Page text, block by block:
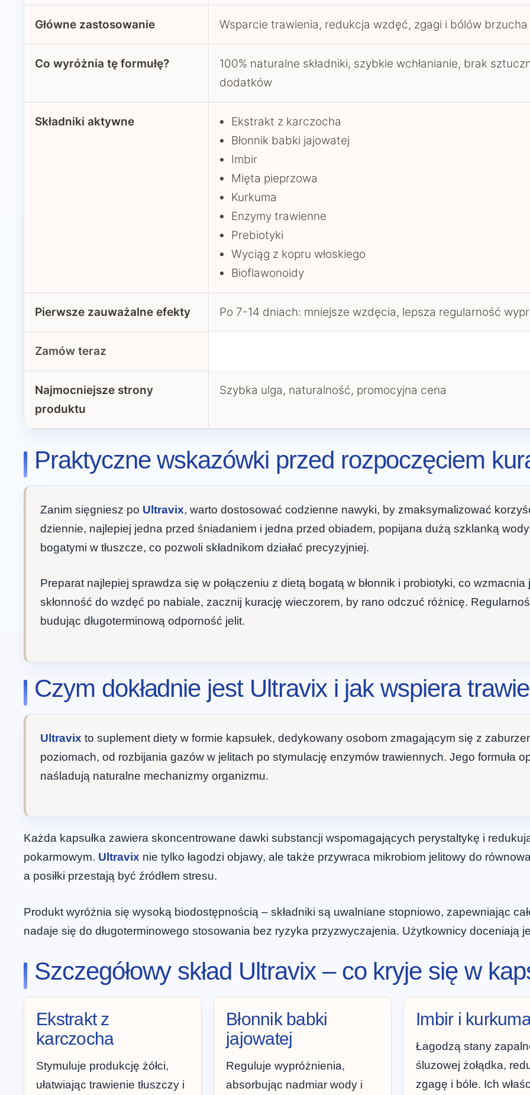
Główne zastosowanie Wsparcie trawienia, redukcja wzdęć, zgagi i bólów brzucha
Co wyróżnia tę formułę?
100% naturalne składniki, szybkie wchłanianie, brak
dodatków
Składniki aktywne
Ekstrakt z karczocha
Błonnik babki jajowatej
Imbir
Mięta pieprzowa
Kurkuma
Enzymy trawienne
Prebiotyki
Wyciąg z kopru włoskiego
Bioflawonoidy
Pierwsze zauważalne efekty Po 7-14 dniach: mniejsze wzdęcia, lepsza regularność
Zamów teraz
Najmocniejsze strony
produktu
Szybka ulga, naturalność, promocyjna cena
Praktyczne wskazówki przed rozpoczęciem
Zanim sięgniesz po Ultravix, warto dostosować codzienne nawyki, by zmaksymalizować
dziennie, najlepiej jedna przed śniadaniem i jedna przed obiadem, popijana dużą szklanką
bogatymi w tłuszcze, co pozwoli składnikom działać precyzyjniej.
Preparat najlepiej sprawdza się w połączeniu z dietą bogatą w błonnik i probiotyki, co
skłonność do wzdęć po nabiale, zacznij kurację wieczorem, by rano odczuć różnicę.
budując długoterminową odporność jelit.
Czym dokładnie jest Ultravix i jak wspiera
Ultravix to suplement diety w formie kapsułek, dedykowany osobom zmagającym się z
poziomach, od rozbijania gazów w jelitach po stymulację enzymów trawiennych. Jego formuła
naśladują naturalne mechanizmy organizmu.
Każda kapsułka zawiera skoncentrowane dawki substancji wspomagających perystaltykę i
pokarmowym. Ultravix nie tylko łagodzi objawy, ale także przywraca mikrobiom jelitowy do
a posiłki przestają być źródłem stresu.
Produkt wyróżnia się wysoką biodostępnością – składniki są uwalniane stopniowo, zapewniając
nadaje się do długoterminowego stosowania bez ryzyka przyzwyczajenia. Użytkownicy doceniają
Szczegółowy skład Ultravix – co kryje się w
Ekstrakt z
karczocha
Stymuluje produkcję żółci,
ułatwiając trawienie tłuszczy i
Błonnik babki
jajowatej
Reguluje wypróżnienia,
absorbując nadmiar wody i
Imbir i
Łagodzą stany
śluzowej żołądka,
zgagę i bóle. Ich